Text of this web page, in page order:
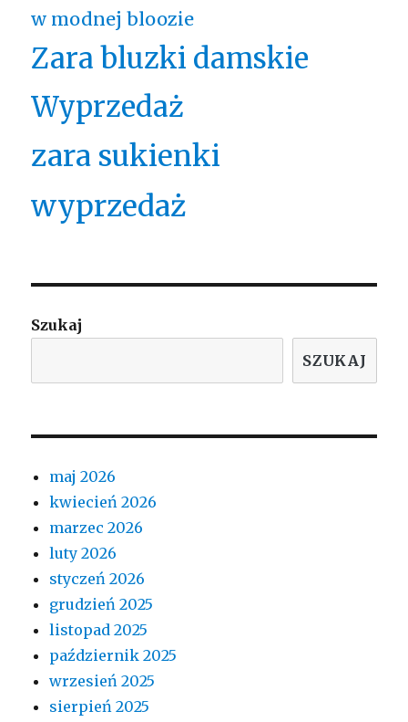
w modnej bloozie
Zara bluzki damskie
Wyprzedaż
zara sukienki
wyprzedaż
Szukaj
SZUKAJ
maj 2026
kwiecień 2026
marzec 2026
luty 2026
styczeń 2026
grudzień 2025
listopad 2025
październik 2025
wrzesień 2025
sierpień 2025